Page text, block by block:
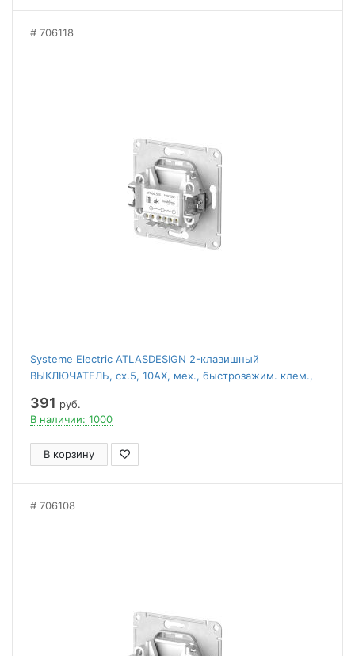
706118
Systeme Electric ATLASDESIGN 2-клавишный
ВЫКЛЮЧАТЕЛЬ, сх.5, 10АХ, мех., быстрозажим. клем.,
391 руб.
В наличии: 1000
В корзину
706108